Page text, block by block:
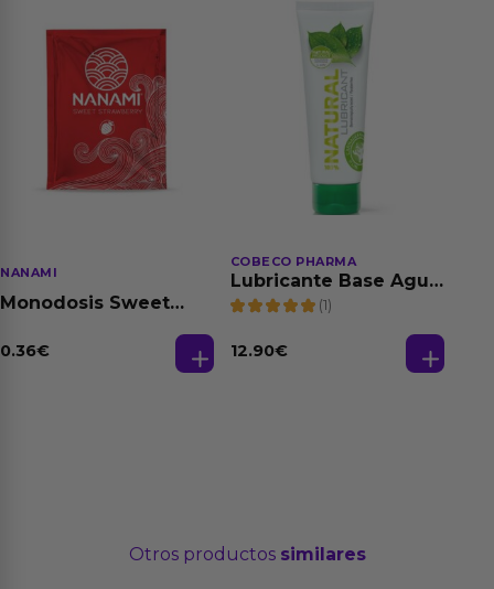
NANAMI
Monodosis Sweet
0.36€
COBECO PHARMA
Lubricante Base Agua
100% Natural 125 ml
(1)
12.90€
Otros productos similares